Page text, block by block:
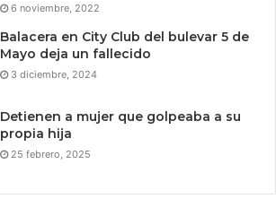
6 noviembre, 2022
Balacera en City Club del bulevar 5 de
Mayo deja un fallecido
3 diciembre, 2024
Detienen a mujer que golpeaba a su
propia hija
25 febrero, 2025